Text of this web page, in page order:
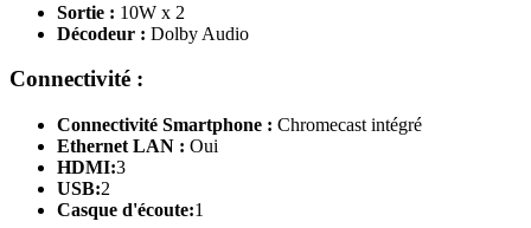
Sortie : 10W x 2
Décodeur : Dolby Audio
Connectivité :
Connectivité Smartphone : Chromecast intégré
Ethernet LAN : Oui
HDMI:3
USB:2
Casque d'écoute:1